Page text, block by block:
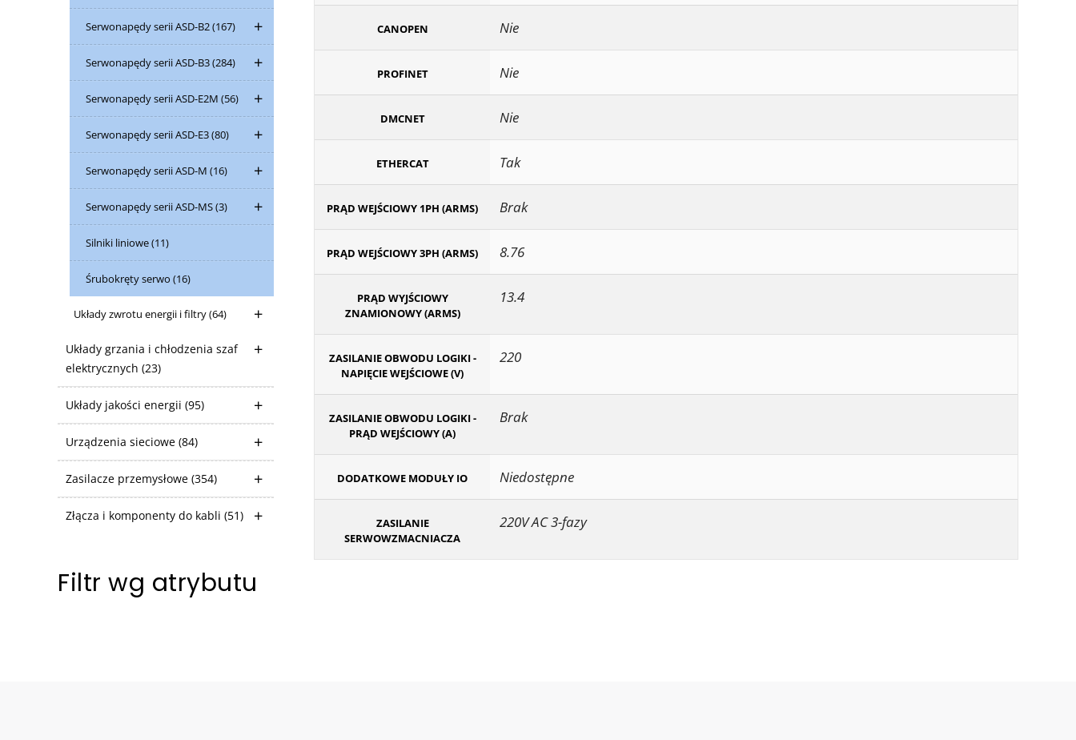
Serwonapędy serii ASD-B2(167)
Serwonapędy serii ASD-B3(284)
Serwonapędy serii ASD-E2M (56)
Serwonapędy serii ASD-E3(80)
Serwonapędy serii ASD-M (16)
Serwonapędy serii ASD-MS(3)
Silniki liniowe(11)
Śrubokręty serwo (16)
Układy zwrotu energii i filtry(64)
Układy grzania i chłodzenia szaf
elektrycznych (23)
Układy jakości energii (95)
Urządzenia sieciowe (84)
Zasilacze przemysłowe (354)
Złącza i komponenty do kabli (51)
Filtr wg atrybutu
CANOPEN Nie
PROFINET Nie
DMCNET Nie
ETHERCAT Tak
PRĄD WEJŚCIOWY 1PH (ARMS) Brak
PRĄD WEJŚCIOWY 3PH (ARMS) 8.76
PRĄD WYJŚCIOWY
ZNAMIONOWY (ARMS)
13.4
ZASILANIE OBWODU LOGIKI -
NAPIĘCIE WEJŚCIOWE (V)
220
ZASILANIE OBWODU LOGIKI -
PRĄD WEJŚCIOWY (A)
Brak
DODATKOWE MODUŁY IO Niedostępne
ZASILANIE
SERWOWZMACNIACZA
220V AC 3-fazy